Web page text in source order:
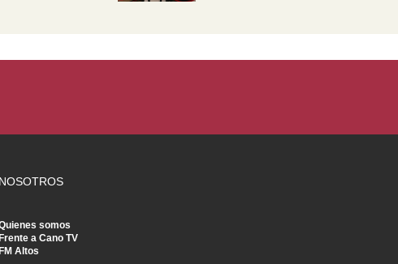
NOSOTROS
somos
Frente a Cano TV
FM Altos